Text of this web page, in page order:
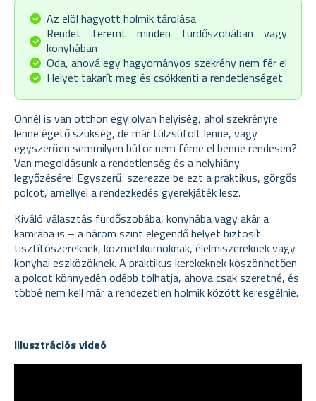
Az elöl hagyott holmik tárolása
Rendet teremt minden fürdőszobában vagy
konyhában
Oda, ahová egy hagyományos szekrény nem fér el
Helyet takarít meg és csökkenti a rendetlenséget
Önnél is van otthon egy olyan helyiség, ahol szekrényre
lenne égető szükség, de már túlzsúfolt lenne, vagy
egyszerűen semmilyen bútor nem férne el benne rendesen?
Van megoldásunk a rendetlenség és a helyhiány
legyőzésére! Egyszerű: szerezze be ezt a praktikus, görgős
polcot, amellyel a rendezkedés gyerekjáték lesz.
Kiváló választás fürdőszobába, konyhába vagy akár a
kamrába is – a három szint elegendő helyet biztosít
tisztítószereknek, kozmetikumoknak, élelmiszereknek vagy
konyhai eszközöknek. A praktikus kerekeknek köszönhetően
a polcot könnyedén odébb tolhatja, ahova csak szeretné, és
többé nem kell már a rendezetlen holmik között keresgélnie.
Illusztrációs videó